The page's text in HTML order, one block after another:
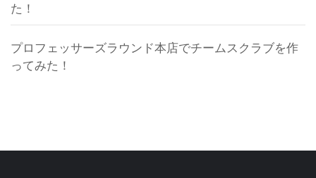
た！
プロフェッサーズラウンド本店でチームスクラブを作
ってみた！